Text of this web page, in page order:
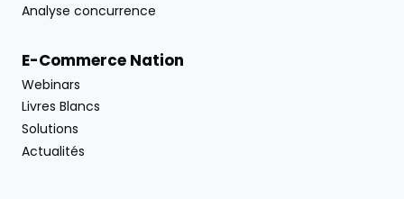
Analyse concurrence
E-Commerce Nation
Webinars
Livres Blancs
Solutions
Actualités